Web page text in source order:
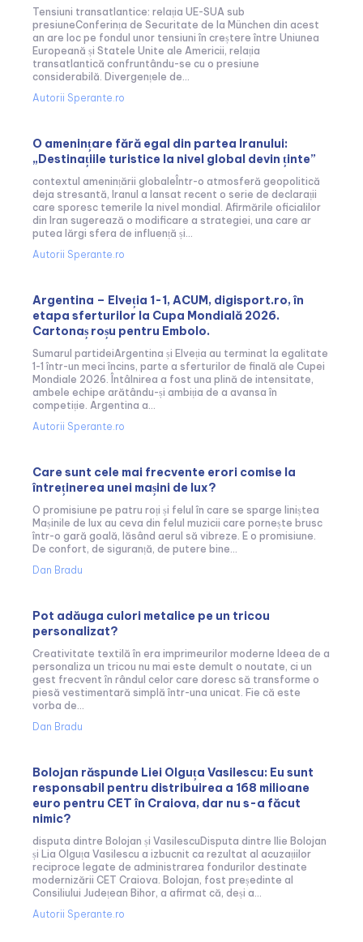
Tensiuni transatlantice: relația UE-SUA sub
presiuneConferința de Securitate de la München din acest
an are loc pe fondul unor tensiuni în creștere între Uniunea
Europeană și Statele Unite ale Americii, relația
transatlantică confruntându-se cu o presiune
considerabilă. Divergențele de...
Autorii Sperante.ro
O amenințare fără egal din partea Iranului:
„Destinațiile turistice la nivel global devin ținte”
contextul amenințării globaleÎntr-o atmosferă geopolitică
deja stresantă, Iranul a lansat recent o serie de declarații
care sporesc temerile la nivel mondial. Afirmările oficialilor
din Iran sugerează o modificare a strategiei, una care ar
putea lărgi sfera de influență și...
Autorii Sperante.ro
Argentina – Elveția 1-1, ACUM, digisport.ro, în
etapa sferturilor la Cupa Mondială 2026.
Cartonaș roșu pentru Embolo.
Sumarul partideiArgentina și Elveția au terminat la egalitate
1-1 într-un meci încins, parte a sferturilor de finală ale Cupei
Mondiale 2026. Întâlnirea a fost una plină de intensitate,
ambele echipe arătându-și ambiția de a avansa în
competiție. Argentina a...
Autorii Sperante.ro
Care sunt cele mai frecvente erori comise la
întreținerea unei mașini de lux?
O promisiune pe patru roți și felul în care se sparge liniștea
Mașinile de lux au ceva din felul muzicii care pornește brusc
într-o gară goală, lăsând aerul să vibreze. E o promisiune.
De confort, de siguranță, de putere bine...
Dan Bradu
Pot adăuga culori metalice pe un tricou
personalizat?
Creativitate textilă în era imprimeurilor moderne Ideea de a
personaliza un tricou nu mai este demult o noutate, ci un
gest frecvent în rândul celor care doresc să transforme o
piesă vestimentară simplă într-una unicat. Fie că este
vorba de...
Dan Bradu
Bolojan răspunde Liei Olguța Vasilescu: Eu sunt
responsabil pentru distribuirea a 168 milioane
euro pentru CET în Craiova, dar nu s-a făcut
nimic?
disputa dintre Bolojan și VasilescuDisputa dintre Ilie Bolojan
și Lia Olguța Vasilescu a izbucnit ca rezultat al acuzațiilor
reciproce legate de administrarea fondurilor destinate
modernizării CET Craiova. Bolojan, fost președinte al
Consiliului Județean Bihor, a afirmat că, deși a...
Autorii Sperante.ro